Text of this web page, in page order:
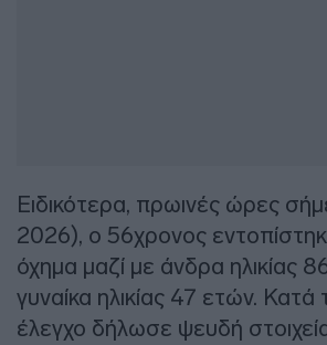
Ειδικότερα, πρωινές ώρες
2026), ο 56χρονος
όχημα μαζί με άνδρα ηλικίας
γυναίκα ηλικίας 47 ετών. Κατά
έλεγχο δήλωσε ψευδή